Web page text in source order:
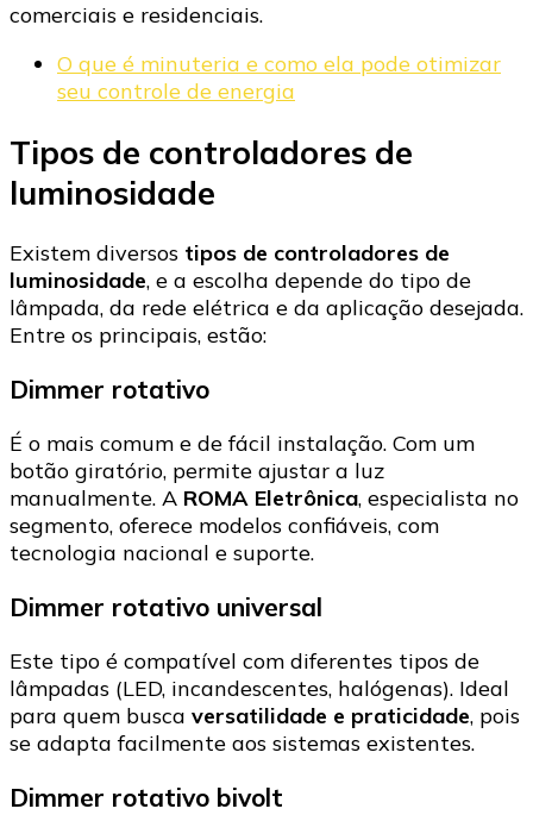
comerciais e residenciais.
O que é minuteria e como ela pode otimizar
seu controle de energia
Tipos de controladores de
luminosidade
Existem diversos tipos de controladores de
luminosidade, e a escolha depende do tipo de
lâmpada, da rede elétrica e da aplicação desejada.
Entre os principais, estão:
Dimmer rotativo
É o mais comum e de fácil instalação. Com um
botão giratório, permite ajustar a luz
manualmente. A ROMA Eletrônica, especialista no
segmento, oferece modelos confiáveis, com
tecnologia nacional e suporte.
Dimmer rotativo universal
Este tipo é compatível com diferentes tipos de
lâmpadas (LED, incandescentes, halógenas). Ideal
para quem busca versatilidade e praticidade, pois
se adapta facilmente aos sistemas existentes.
Dimmer rotativo bivolt